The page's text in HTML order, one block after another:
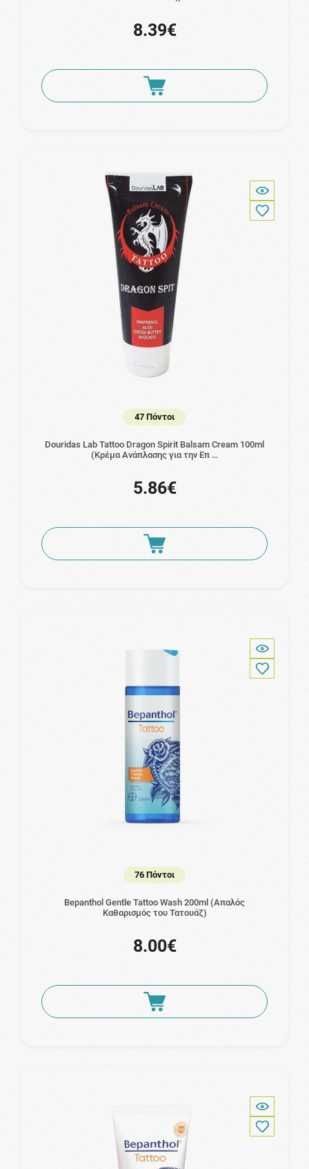
8.39€
47 Πόντοι
Douridas Lab Tattoo Dragon Spirit Balsam Cream 100ml
(Κρέμα Ανάπλασης για την Επ …
5.86€
76 Πόντοι
Bepanthol Gentle Tattoo Wash 200ml (Απαλός
Καθαρισμός του Τατουάζ)
8.00€